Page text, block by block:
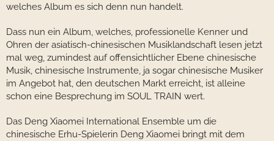
welches Album es sich denn nun handelt.
Dass nun ein Album, welches, professionelle Kenner und
Ohren der asiatisch-chinesischen Musiklandschaft lesen jetzt
mal weg, zumindest auf offensichtlicher Ebene chinesische
Musik, chinesische Instrumente, ja sogar chinesische Musiker
im Angebot hat, den deutschen Markt erreicht, ist alleine
schon eine Besprechung im SOUL TRAIN wert.
Das Deng Xiaomei International Ensemble um die
chinesische Erhu-Spielerin Deng Xiaomei bringt mit dem